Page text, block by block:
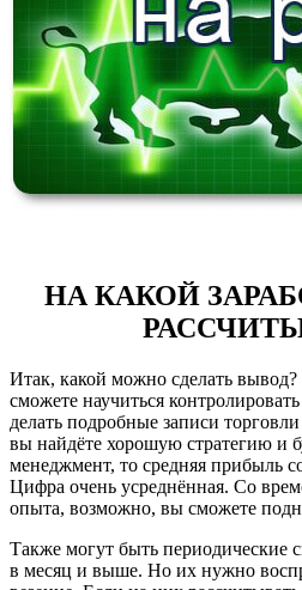
НА КАКОЙ
Итак, какой можно сделать
сможете научиться
делать подробные записи
вы найдёте хорошую стратегию и
менеджмент, то средняя прибыль
Цифра очень усреднённая. Со
опыта, возможно, вы сможете
Также могут быть периодические
в месяц и выше. Но их нужно